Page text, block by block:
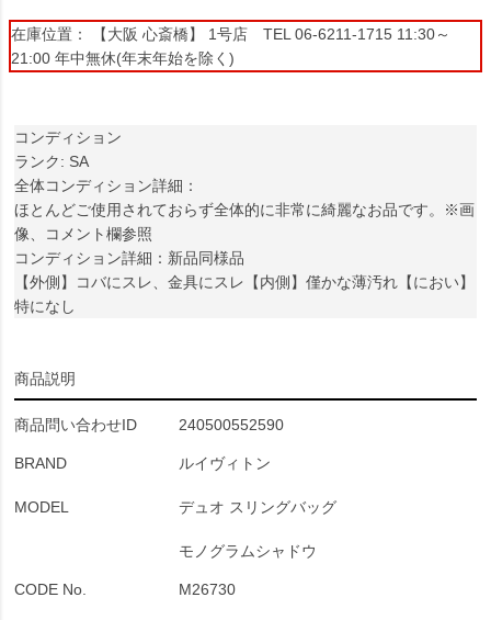
在庫位置： 【大阪 心斎橋】 1号店 TEL 06-6211-1715 11:30～
21:00 年中無休(年末年始を除く)
コンディション
ランク: SA
全体コンディション詳細：
ほとんどご使用されておらず全体的に非常に綺麗なお品です。※画
像、コメント欄参照
コンディション詳細：新品同様品
【外側】コバにスレ、金具にスレ【内側】僅かな薄汚れ【におい】
特になし
商品説明
商品問い合わせID 240500552590
BRAND ルイヴィトン
MODEL デュオ スリングバッグ
モノグラムシャドウ
CODE No. M26730